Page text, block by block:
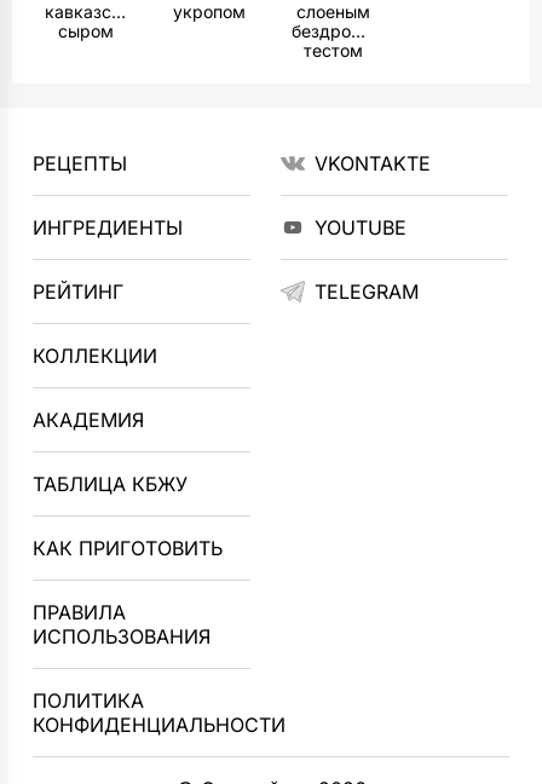
кавказским
сыром
укропом
слоеным
бездрожжевым
тестом
РЕЦЕПТЫ
ИНГРЕДИЕНТЫ
РЕЙТИНГ
КОЛЛЕКЦИИ
АКАДЕМИЯ
ТАБЛИЦА КБЖУ
КАК ПРИГОТОВИТЬ
ПРАВИЛА
ИСПОЛЬЗОВАНИЯ
ПОЛИТИКА
КОНФИДЕНЦИАЛЬНОСТИ
VKONTAKTE
YOUTUBE
TELEGRAM